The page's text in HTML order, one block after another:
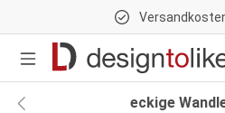
eckige